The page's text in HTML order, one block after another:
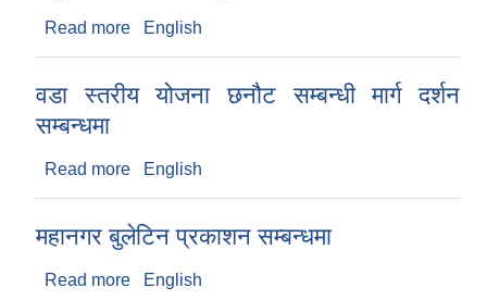
Read more about पशु सेवा कार्यालयको सूचना
English
वडा स्तरीय योजना छनौट सम्बन्धी मार्ग दर्शन
सम्बन्धमा
Read more about वडा स्तरीय योजना छनौट सम्बन्धी मार्ग दर्शन
English
महानगर बुलेटिन प्रकाशन सम्बन्धमा
Read more about महानगर बुलेटिन प्रकाशन सम्बन्धमा
English